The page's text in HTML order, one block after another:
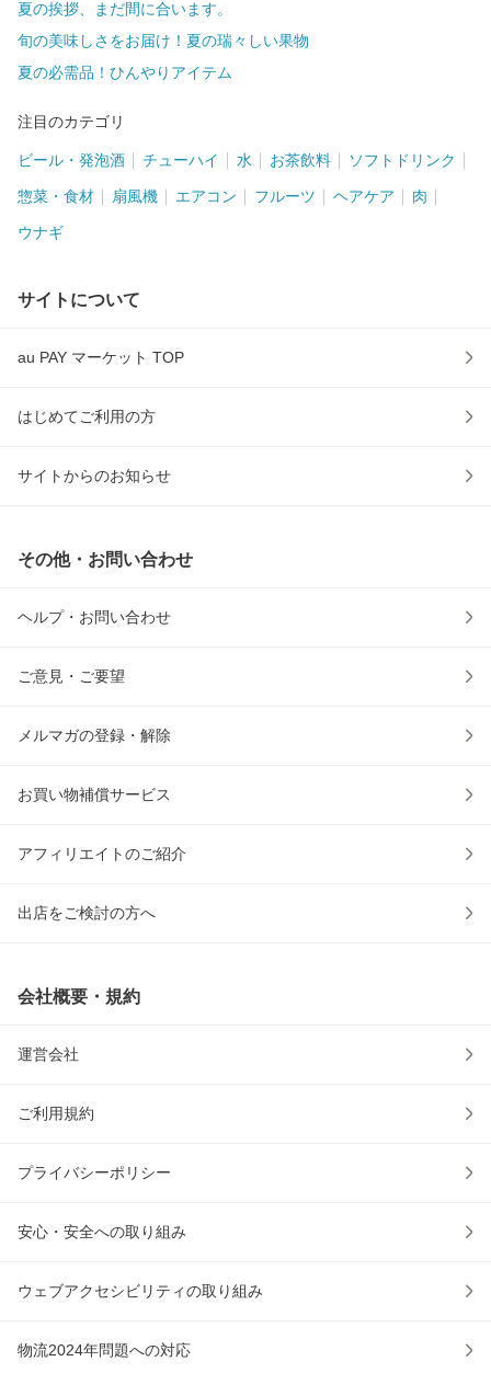
夏の挨拶、まだ間に合います。
旬の美味しさをお届け！夏の瑞々しい果物
夏の必需品！ひんやりアイテム
注目のカテゴリ
ビール・発泡酒 チューハイ 水 お茶飲料 ソフトドリンク
惣菜・食材 扇風機 エアコン フルーツ ヘアケア 肉
ウナギ
サイトについて
au PAY マーケット TOP
はじめてご利用の方
サイトからのお知らせ
その他・お問い合わせ
ヘルプ・お問い合わせ
ご意見・ご要望
メルマガの登録・解除
お買い物補償サービス
アフィリエイトのご紹介
出店をご検討の方へ
会社概要・規約
運営会社
ご利用規約
プライバシーポリシー
安心・安全への取り組み
ウェブアクセシビリティの取り組み
物流2024年問題への対応